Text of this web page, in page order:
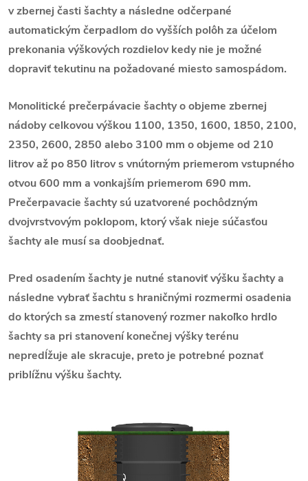
v zbernej časti šachty a následne odčerpané
automatickým čerpadlom do vyšších polôh za účelom
prekonania výškových rozdielov kedy nie je možné
dopraviť tekutinu na požadované miesto samospádom.
Monolitické prečerpávacie šachty o objeme zbernej
nádoby celkovou výškou 1100, 1350, 1600, 1850, 2100,
2350, 2600, 2850 alebo 3100 mm o objeme od 210
litrov až po 850 litrov s vnútorným priemerom vstupného
otvou 600 mm a vonkajším priemerom 690 mm.
Prečerpavacie šachty sú uzatvorené pochôdzným
dvojvrstvovým poklopom, ktorý však nieje súčasťou
šachty ale musí sa doobjednať.
Pred osadením šachty je nutné stanoviť výšku šachty a
následne vybrať šachtu s hraničnými rozmermi osadenia
do ktorých sa zmestí stanovený rozmer nakoľko hrdlo
šachty sa pri stanovení konečnej výšky terénu
nepredĺžuje ale skracuje, preto je potrebné poznať
priblížnu výšku šachty.